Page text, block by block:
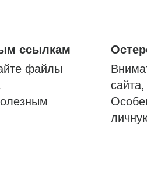
ссылкам
файлы